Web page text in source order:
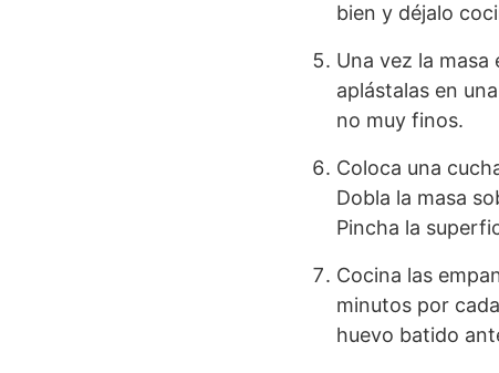
bien y déjalo
Una vez la
aplástalas en
no muy finos.
Coloca una
Dobla la masa
Pincha la
Cocina las
minutos por
huevo batido